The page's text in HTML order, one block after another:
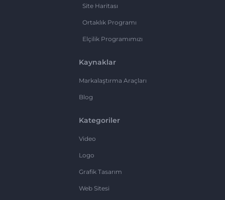
Site Haritası
Ortaklık Programı
Elçilik Programımızı
Kaynaklar
Markalaştırma Araçları
Blog
Kategoriler
Video
Logo
Grafik Tasarım
Web Sitesi